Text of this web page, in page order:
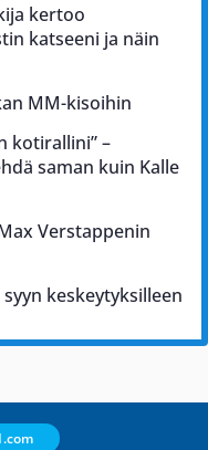
kertoo
katseeni ja näin
MM-kisoihin
kotirallini” –
saman kuin Kalle
Verstappenin
keskeytyksilleen